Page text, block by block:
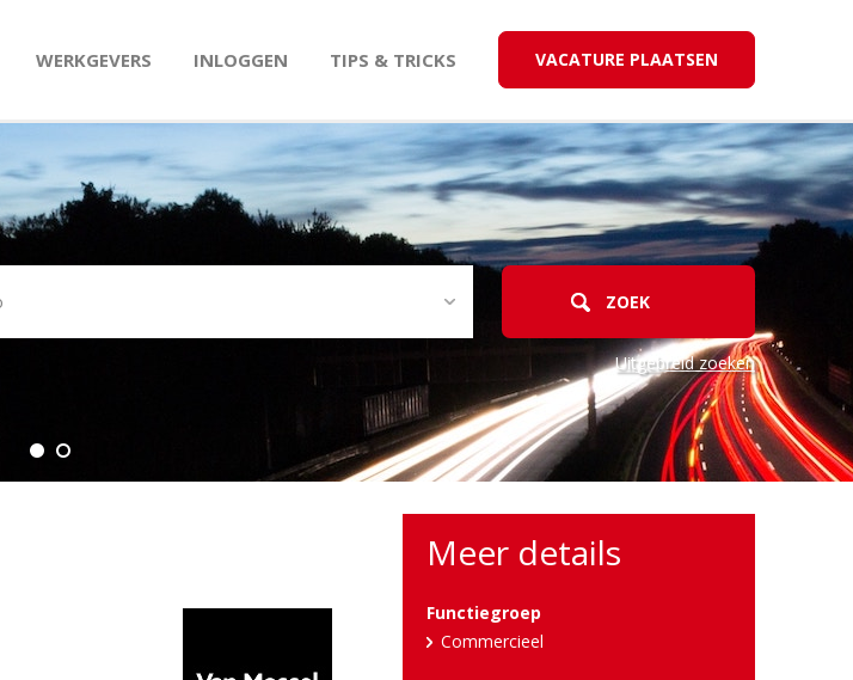
WERKGEVERS INLOGGEN TIPS & TRICKS VACATURE PLAATSEN
Uitgebreid zoeken
Meer details
Functiegroep
Commercieel